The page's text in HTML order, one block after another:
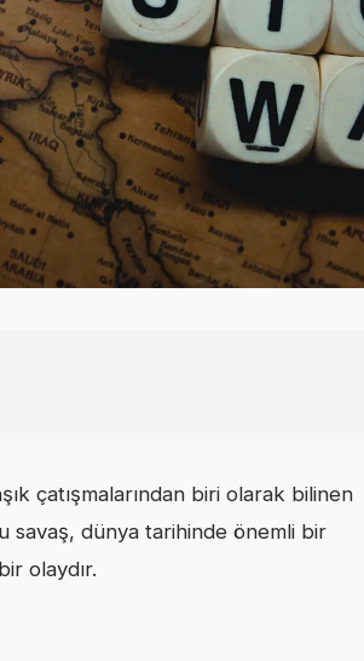
çatışmalarından biri olarak bilinen
savaş, dünya tarihinde önemli bir
olaydır.